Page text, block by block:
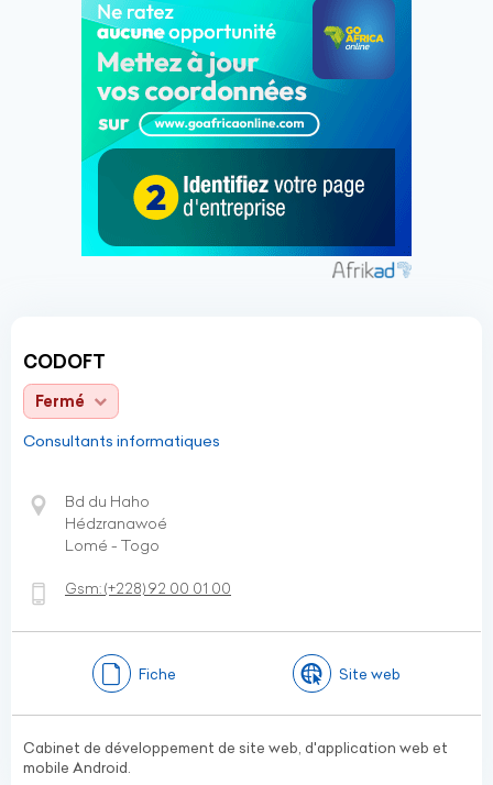
CODOFT
Fermé
Consultants informatiques
Bd du Haho
Hédzranawoé
Lomé - Togo
Gsm:(+228)92 00 01 00
Fiche Site web
Cabinet de développement de site web, d'application web et
mobile Android.